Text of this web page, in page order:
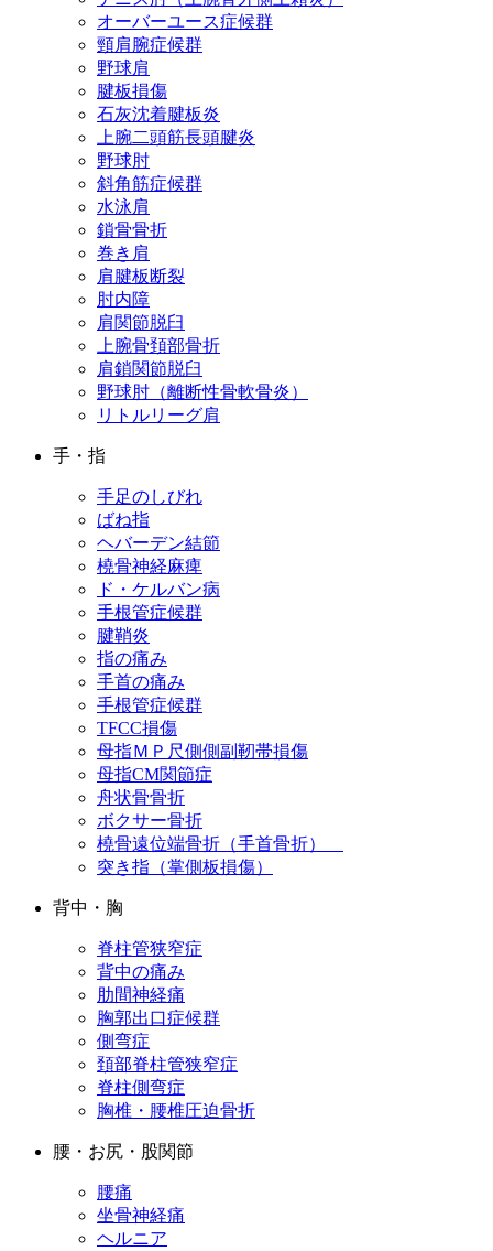
オーバーユース症候群
頸肩腕症候群
野球肩
腱板損傷
石灰沈着腱板炎
上腕二頭筋長頭腱炎
野球肘
斜角筋症候群
水泳肩
鎖骨骨折
巻き肩
肩腱板断裂
肘内障
肩関節脱臼
上腕骨頚部骨折
肩鎖関節脱臼
野球肘（離断性骨軟骨炎）
リトルリーグ肩
手・指
手足のしびれ
ばね指
ヘバーデン結節
橈骨神経麻痺
ド・ケルバン病
手根管症候群
腱鞘炎
指の痛み
手首の痛み
手根管症候群
TFCC損傷
母指ＭＰ尺側側副靭帯損傷
母指CM関節症
舟状骨骨折
ボクサー骨折
橈骨遠位端骨折（手首骨折）
突き指（掌側板損傷）
背中・胸
脊柱管狭窄症
背中の痛み
肋間神経痛
胸郭出口症候群
側弯症
頚部脊柱管狭窄症
脊柱側弯症
胸椎・腰椎圧迫骨折
腰・お尻・股関節
腰痛
坐骨神経痛
ヘルニア